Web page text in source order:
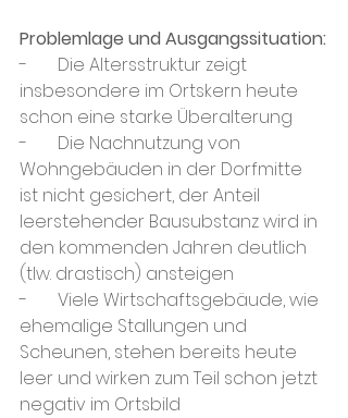
Problemlage und Ausgangssituation:
-       Die Altersstruktur zeigt
insbesondere im Ortskern heute
schon eine starke Überalterung
-       Die Nachnutzung von
Wohngebäuden in der Dorfmitte
ist nicht gesichert, der Anteil
leerstehender Bausubstanz wird in
den kommenden Jahren deutlich
(tlw. drastisch) ansteigen
-       Viele Wirtschaftsgebäude, wie
ehemalige Stallungen und
Scheunen, stehen bereits heute
leer und wirken zum Teil schon jetzt
negativ im Ortsbild